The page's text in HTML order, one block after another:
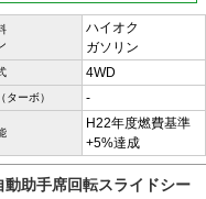
ハイオク
ガソリン
4WD
ターボ） -
H22年度燃費基準
+5%達成
助手席回転スライドシー